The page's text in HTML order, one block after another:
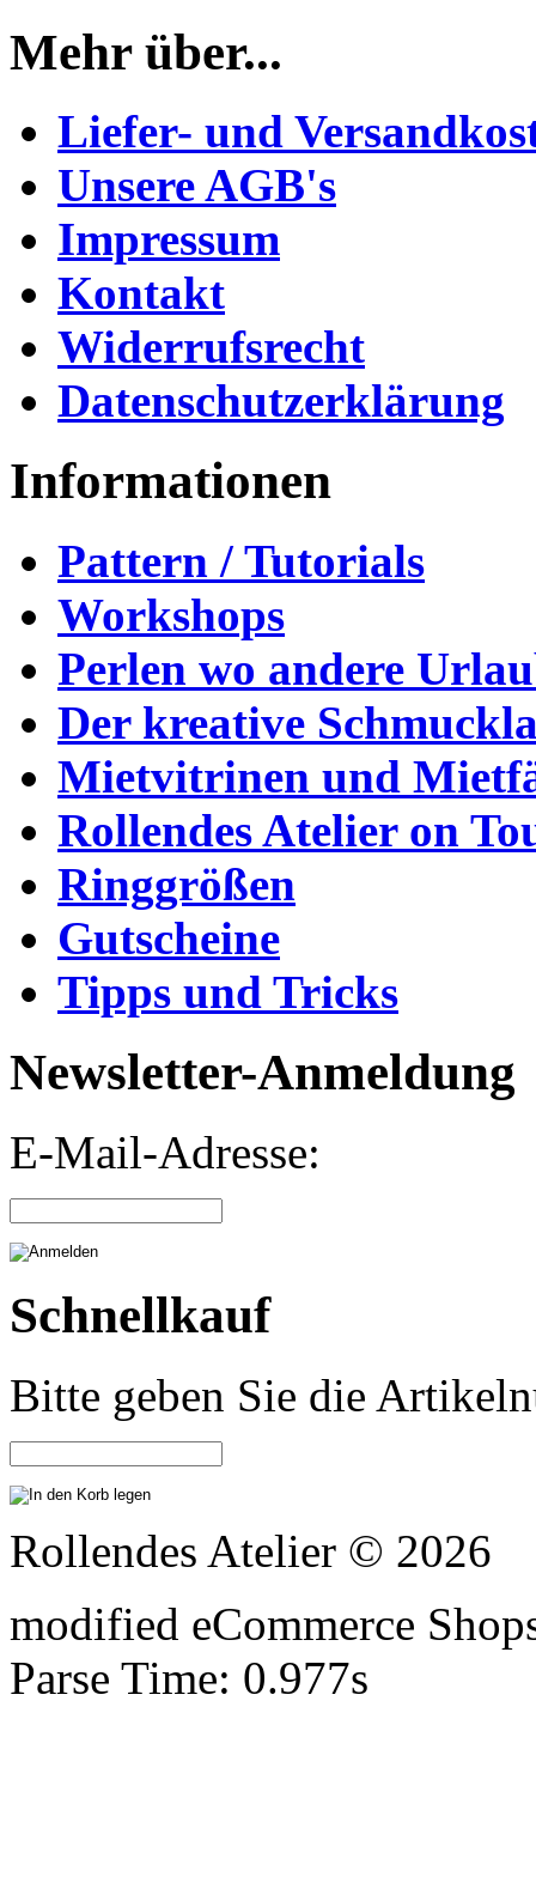
Mehr über...
Liefer- und
Unsere AGB's
Impressum
Kontakt
Widerrufsrecht
Datenschutzerklärung
Informationen
Pattern / Tutorials
Workshops
Perlen wo andere
Der kreative
Mietvitrinen und
Rollendes Atelier on
Ringgrößen
Gutscheine
Tipps und Tricks
Newsletter-Anmeldung
E-Mail-Adresse:
Schnellkauf
Bitte geben Sie die
Rollendes Atelier © 2026
modified eCommerce
Parse Time: 0.977s